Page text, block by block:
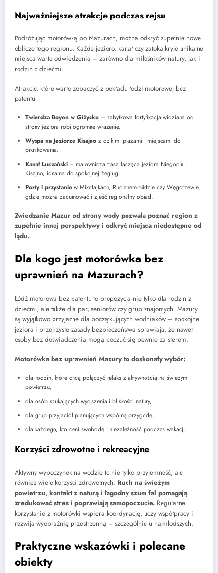
Najważniejsze atrakcje podczas rejsu
Podróżując motorówką po Mazurach, można odkryć zupełnie nowe
oblicze tego regionu. Każde jezioro, kanał czy zatoka kryje unikalne
miejsca warte odwiedzenia – zarówno dla miłośników natury, jak i
rodzin z dziećmi.
Atrakcje, które warto zobaczyć z pokładu łodzi motorowej bez
patentu:
Twierdza Boyen w Giżycku – zabytkowa fortyfikacja widziana od
strony jeziora robi ogromne wrażenie.
Wyspa na Jeziorze Kisajno z dzikimi plażami i miejscami do
piknikowania.
Kanał Łuczański – malownicza trasa łącząca jeziora Niegocin i
Kisajno, idealna do spokojnej żeglugi.
Porty i przystanie w Mikołajkach, Rucianem-Nidzie czy Węgorzewie,
gdzie można zacumować i zjeść regionalny obiad.
Zwiedzanie Mazur od strony wody pozwala poznać region z
zupełnie innej perspektywy i odkryć miejsca niedostępne od
lądu.
Dla kogo jest motorówka bez
uprawnień na Mazurach?
Łódź motorowa bez patentu to propozycja nie tylko dla rodzin z
dziećmi, ale także dla par, seniorów czy grup znajomych. Mazury
są wyjątkowo przyjazne dla początkujących wodniaków – spokojne
jeziora i przejrzyste zasady bezpieczeństwa sprawiają, że nawet
osoby bez doświadczenia mogą poczuć się pewnie za sterem.
Motorówka bez uprawnień Mazury to doskonały wybór:
dla rodzin, które chcą połączyć relaks z aktywnością na świeżym
powietrzu,
dla osób szukających wyciszenia i bliskości natury,
dla grup przyjaciół planujących wspólną przygodę,
dla każdego, kto ceni swobodę i niezależność podczas wakacji.
Korzyści zdrowotne i rekreacyjne
Aktywny wypoczynek na wodzie to nie tylko przyjemność, ale
również wiele korzyści zdrowotnych. Ruch na świeżym
powietrzu, kontakt z naturą i łagodny szum fal pomagają
zredukować stres i poprawiają samopoczucie. Regularne
korzystanie z motorówki wspiera koordynację, uczy współpracy i
rozwija wyobraźnię przestrzenną – szczególnie u najmłodszych.
Praktyczne wskazówki i polecane
obiekty